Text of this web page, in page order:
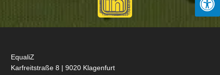
EqualiZ
Karfreitstraße 8 | 9020 Klagenfurt